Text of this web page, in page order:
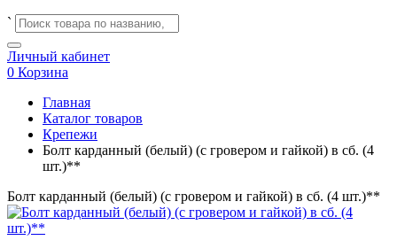
`
Личный кабинет
0 Корзина
Главная
Каталог товаров
Крепежи
Болт карданный (белый) (с гровером и гайкой) в сб. (4
шт.)**
Болт карданный (белый) (с гровером и гайкой) в сб. (4 шт.)**